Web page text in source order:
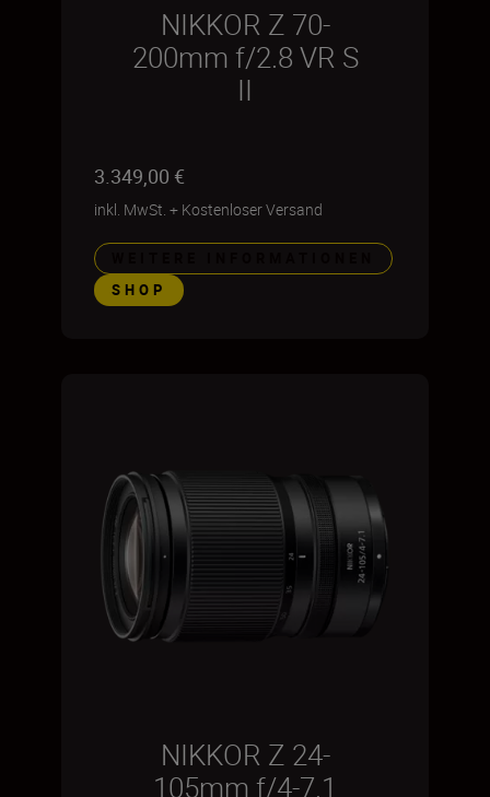
NIKKOR Z 70-
200mm f/2.8 VR S
II
3.349,00 €
inkl. MwSt. + Kostenloser Versand
SHOP
NIKKOR Z 24-
105mm f/4-7.1